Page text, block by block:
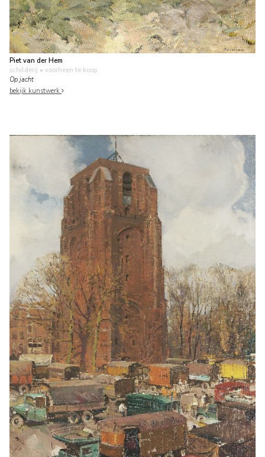
Piet van der Hem
schilderij • voorheen te koop
Op jacht
bekijk kunstwerk